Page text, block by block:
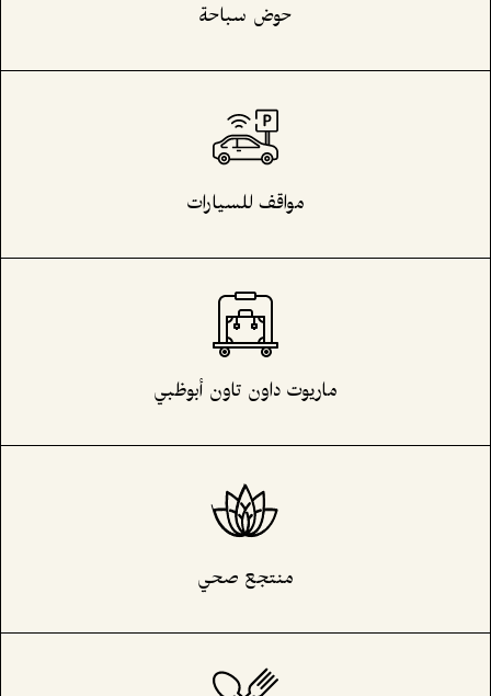
حوض سباحة
مواقف للسيارات
ماريوت داون تاون أبوظبي
منتجع صحي